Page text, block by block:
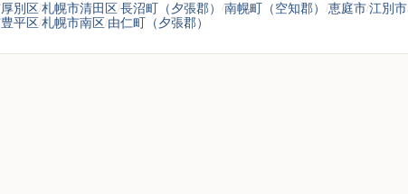
別区札幌市清田区長沼町（夕張郡） 南幌町（空知郡） 恵庭市江別市
平区札幌市南区 由仁町（夕張郡）